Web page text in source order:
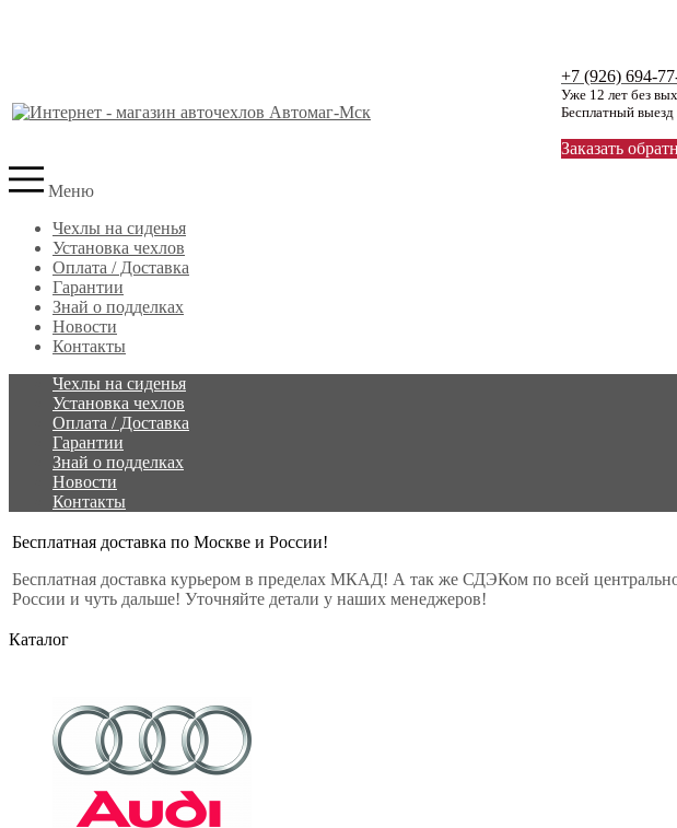
+7 (926) 694-
Уже 12 лет без
Бесплатный
Заказать
Меню
Чехлы на сиденья
Установка чехлов
Оплата / Доставка
Гарантии
Знай о подделках
Новости
Контакты
Чехлы на сиденья
Установка чехлов
Оплата / Доставка
Гарантии
Знай о подделках
Новости
Контакты
Бесплатная доставка по Москве и России!
Бесплатная доставка курьером в пределах МКАД! А так же СДЭКом по всей
России и чуть дальше! Уточняйте детали у наших менеджеров!
Каталог